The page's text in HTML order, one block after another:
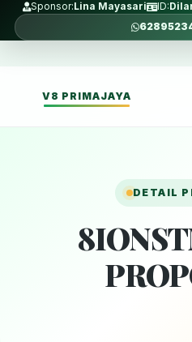
Sponsor: Lina Mayasari ID:
V8 PRIMAJAYA
DETAIL